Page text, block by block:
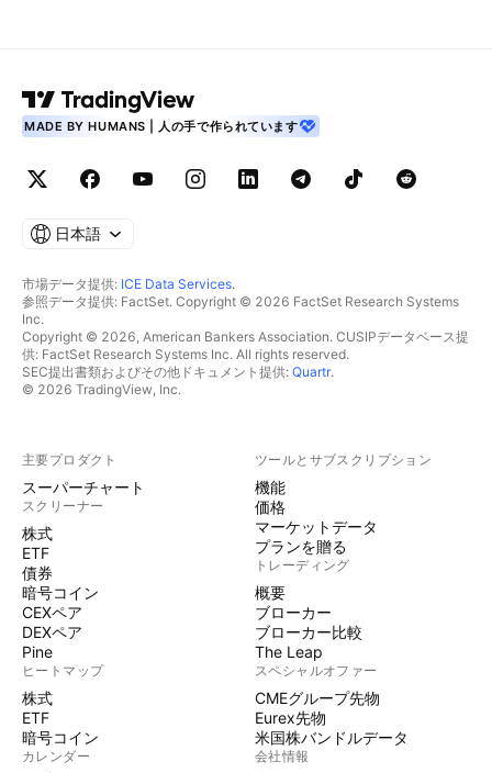
MADE BY HUMANS | 人の手で作られています
日本語
市場データ提供: ICE Data Services.
参照データ提供: FactSet. Copyright © 2026 FactSet Research Systems
Inc.
Copyright © 2026, American Bankers Association. CUSIPデータベース提
供: FactSet Research Systems Inc. All rights reserved.
SEC提出書類およびその他ドキュメント提供: Quartr.
© 2026 TradingView, Inc.
主要プロダクト
スーパーチャート
スクリーナー
株式
ETF
債券
暗号コイン
CEXペア
DEXペア
Pine
ヒートマップ
株式
ETF
暗号コイン
カレンダー
ツールとサブスクリプション
機能
価格
マーケットデータ
プランを贈る
トレーディング
概要
ブローカー
ブローカー比較
The Leap
スペシャルオファー
CMEグループ先物
Eurex先物
米国株バンドルデータ
会社情報